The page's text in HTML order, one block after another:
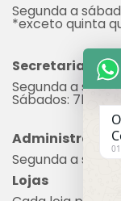
Segunda a
*exceto quinta
Secretaria
Segunda a sexta:
Sábados: 7h às 12h
Administração
Segunda a sexta:
Lojas